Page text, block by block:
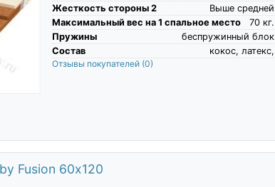
Жесткость стороны 2
Выше средней
Максимальный вес на 1 спальное место
кг.
70
Пружины
беспружинный блок
Состав
кокос, латекс,
Отзывы покупателей (0)
Fusion 60х120